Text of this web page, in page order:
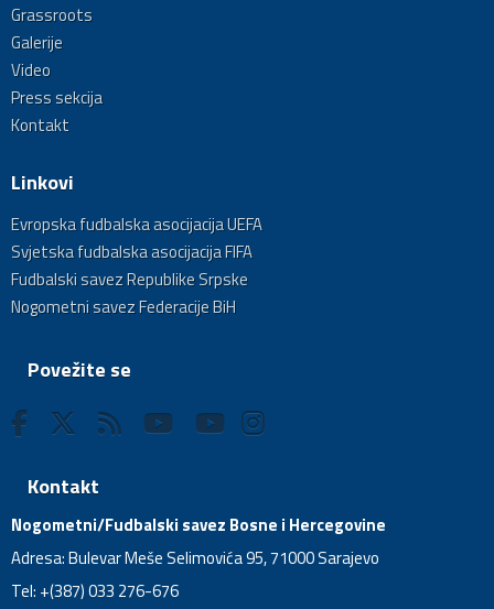
Grassroots
Galerije
Video
Press sekcija
Kontakt
Linkovi
Evropska fudbalska asocijacija UEFA
Svjetska fudbalska asocijacija FIFA
Fudbalski savez Republike Srpske
Nogometni savez Federacije BiH
Povežite se
Kontakt
Nogometni/Fudbalski savez Bosne i Hercegovine
Adresa: Bulevar Meše Selimovića 95, 71000 Sarajevo
Tel: +(387) 033 276-676